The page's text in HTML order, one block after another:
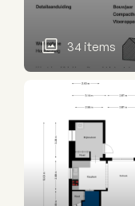
34 items